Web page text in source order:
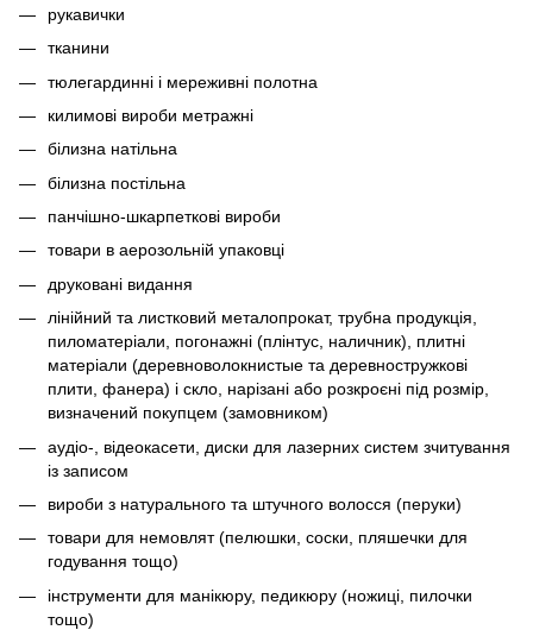
рукавички
тканини
тюлегардинні і мереживні полотна
килимові вироби метражні
білизна натільна
білизна постільна
панчішно-шкарпеткові вироби
товари в аерозольній упаковці
друковані видання
лінійний та листковий металопрокат, трубна продукція,
пиломатеріали, погонажні (плінтус, наличник), плитні
матеріали (деревноволокнистые та деревностружкові
плити, фанера) і скло, нарізані або розкроєні під розмір,
визначений покупцем (замовником)
аудіо-, відеокасети, диски для лазерних систем зчитування
із записом
вироби з натурального та штучного волосся (перуки)
товари для немовлят (пелюшки, соски, пляшечки для
годування тощо)
інструменти для манікюру, педикюру (ножиці, пилочки
тощо)